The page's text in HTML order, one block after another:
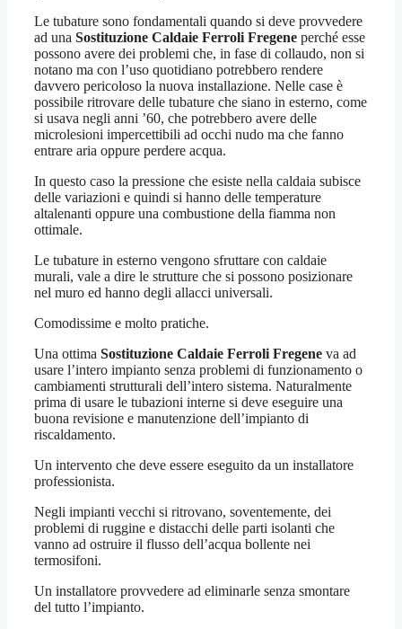
Le tubature sono fondamentali quando si deve provvedere
ad una Sostituzione Caldaie Ferroli Fregene perché esse
possono avere dei problemi che, in fase di collaudo, non si
notano ma con l’uso quotidiano potrebbero rendere
davvero pericoloso la nuova installazione. Nelle case è
possibile ritrovare delle tubature che siano in esterno, come
si usava negli anni ’60, che potrebbero avere delle
microlesioni impercettibili ad occhi nudo ma che fanno
entrare aria oppure perdere acqua.
In questo caso la pressione che esiste nella caldaia subisce
delle variazioni e quindi si hanno delle temperature
altalenanti oppure una combustione della fiamma non
ottimale.
Le tubature in esterno vengono sfruttare con caldaie
murali, vale a dire le strutture che si possono posizionare
nel muro ed hanno degli allacci universali.
Comodissime e molto pratiche.
Una ottima Sostituzione Caldaie Ferroli Fregene va ad
usare l’intero impianto senza problemi di funzionamento o
cambiamenti strutturali dell’intero sistema. Naturalmente
prima di usare le tubazioni interne si deve eseguire una
buona revisione e manutenzione dell’impianto di
riscaldamento.
Un intervento che deve essere eseguito da un installatore
professionista.
Negli impianti vecchi si ritrovano, soventemente, dei
problemi di ruggine e distacchi delle parti isolanti che
vanno ad ostruire il flusso dell’acqua bollente nei
termosifoni.
Un installatore provvedere ad eliminarle senza smontare
del tutto l’impianto.